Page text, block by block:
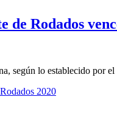
de Rodados
según lo establecido por